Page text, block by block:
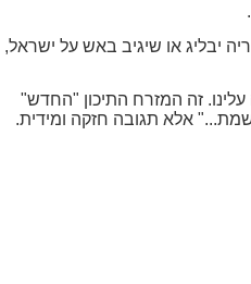
יבליג או שיגיב באש על ישראל,
פרופורציה לעוצמת ההתקפה עלינו. זה המזרח התיכון "החדש"
אלא תגובה חזקה ומידית.